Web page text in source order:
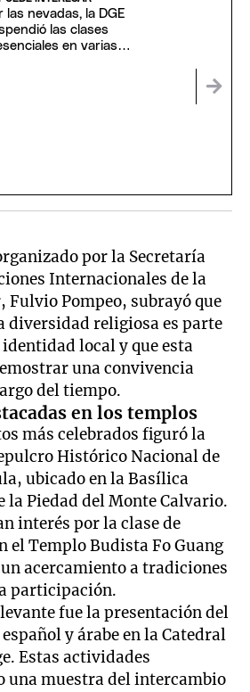
las nevadas, la DGE
las clases
en varias
por la Secretaría
Internacionales de la
Fulvio Pompeo, subrayó que
diversidad religiosa es parte
local y que esta
una convivencia
del tiempo.
en los templos
más celebrados figuró la
Histórico Nacional de
ubicado en la Basílica
la Piedad del Monte Calvario.
interés por la clase de
el Templo Budista Fo Guang
acercamiento a tradiciones
participación.
fue la presentación del
y árabe en la Catedral
Estas actividades
una muestra del intercambio